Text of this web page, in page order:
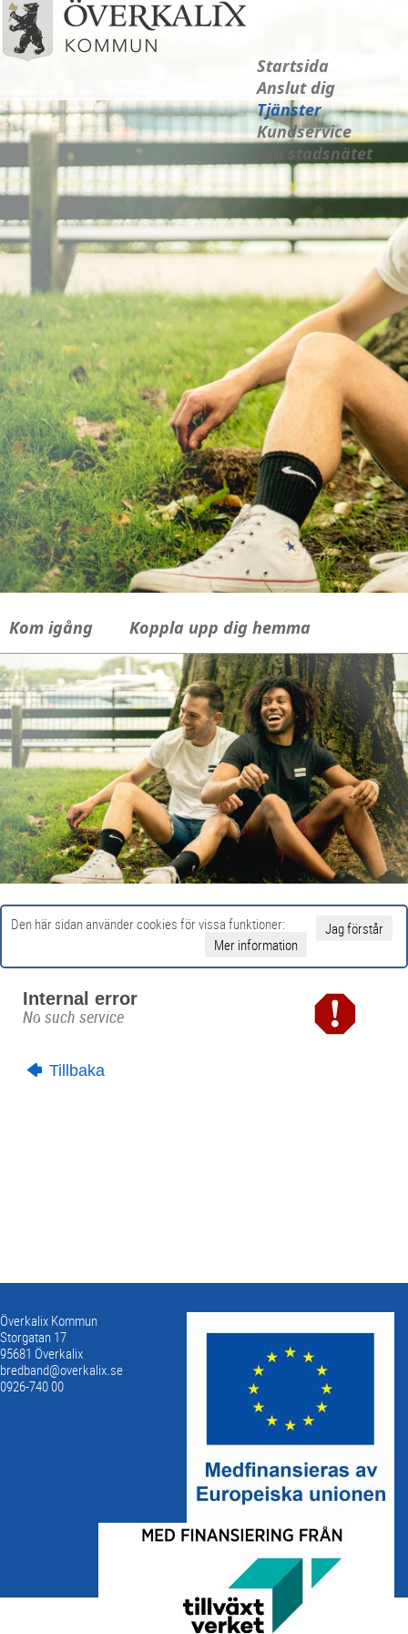
Startsida
Anslut dig
Tjänster
Kundservice
Om stadsnätet
Kom igång Koppla upp dig hemma
Den här sidan använder cookies för vissa funktioner:
Jag förstår
Mer information
Internal error
No such service
Tillbaka
Överkalix Kommun
Storgatan 17
95681 Överkalix
bredband@overkalix.se
0926-740 00